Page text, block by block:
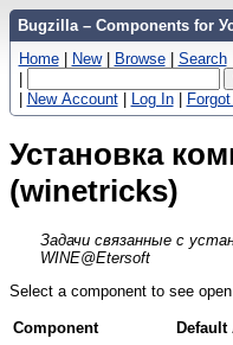
Bugzilla – Components for
Home | New | Browse | Search
|
| New Account | Log In |
Установка
(winetricks)
Задачи связанные с
WINE@Etersoft
Select a component to see
Component Default